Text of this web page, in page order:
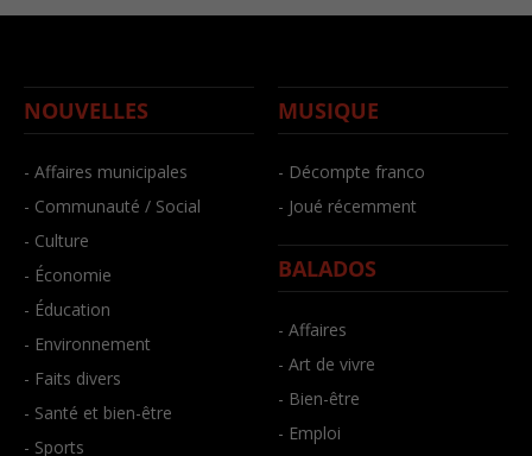
NOUVELLES
- Affaires municipales
- Communauté / Social
- Culture
- Économie
- Éducation
- Environnement
- Faits divers
- Santé et bien-être
- Sports
MUSIQUE
- Décompte franco
- Joué récemment
BALADOS
- Affaires
- Art de vivre
- Bien-être
- Emploi